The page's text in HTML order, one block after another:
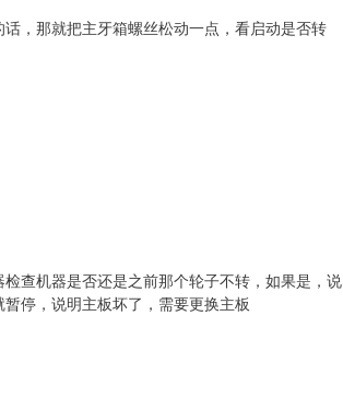
，那就把主牙箱螺丝松动一点，看启动是否转
查机器是否还是之前那个轮子不转，如果是，说
停，说明主板坏了，需要更换主板